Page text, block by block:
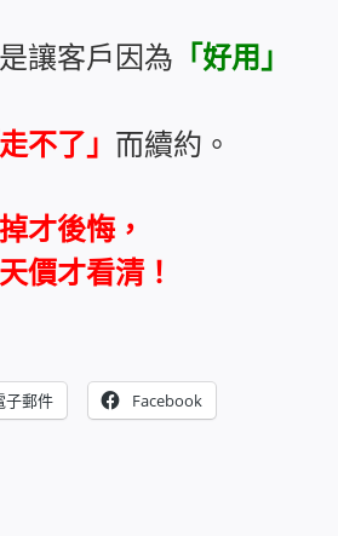
讓客戶因為 「好用」
走不了」 而續約。
才後悔，
價才看清！
子郵件 Facebook